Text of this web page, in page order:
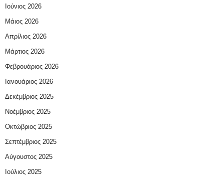
Ιούνιος 2026
Μάιος 2026
Απρίλιος 2026
Μάρτιος 2026
Φεβρουάριος 2026
Ιανουάριος 2026
Δεκέμβριος 2025
Νοέμβριος 2025
Οκτώβριος 2025
Σεπτέμβριος 2025
Αύγουστος 2025
Ιούλιος 2025